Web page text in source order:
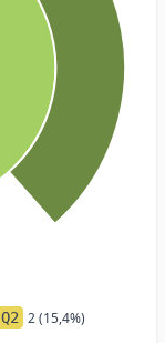
Q2 2 (15,4%)